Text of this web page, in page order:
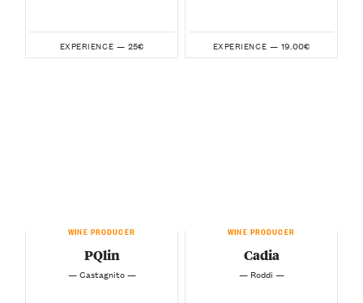
EXPERIENCE — 25€ EXPERIENCE — 19.00€
WINE PRODUCER
PQlin
— Castagnito —
WINE PRODUCER
Cadia
— Roddi —